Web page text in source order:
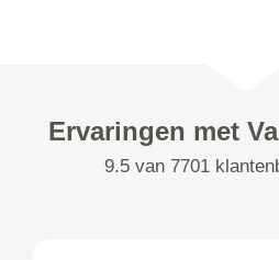
Ervaringen met
9.5 van 7701